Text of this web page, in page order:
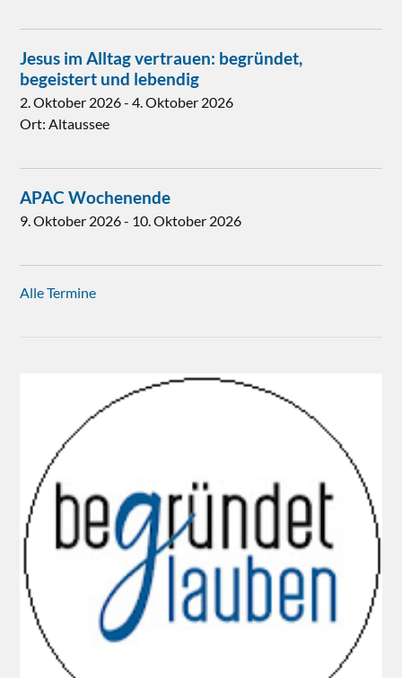
Jesus im Alltag vertrauen: begründet,
begeistert und lebendig
2. Oktober 2026-4. Oktober 2026
Ort:Altaussee
APAC Wochenende
9. Oktober 2026- 10. Oktober 2026
Alle Termine